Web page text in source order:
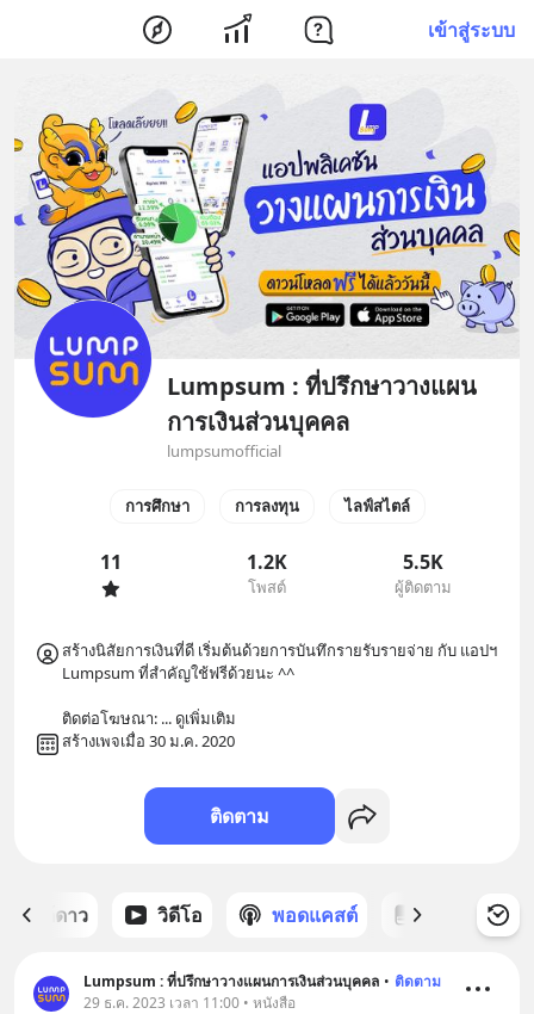
เข้าสู่ระบบ
Lumpsum : ที่ปรึกษาวางแผน
การเงินส่วนบุคคล
lumpsumofficial
การศึกษา การลงทุน ไลฟ์สไตล์
11 1.2K
โพสต์
5.5K
ผู้ติดตาม
สร้างนิสัยการเงินที่ดี เริ่มต้นด้วยการบันทึกรายรับรายจ่าย กับ แอปฯ
Lumpsum ที่สำคัญใช้ฟรีด้วยนะ ^^
ติดต่อโฆษณา: ... ดูเพิ่มเติม
สร้างเพจเมื่อ 30 ม.ค. 2020
ติดตาม
ต์ที่ได้ดาว วิดีโอ พอดแคสต์
Lumpsum : ที่ปรึกษาวางแผนการเงินส่วนบุคคล • ติดตาม
29 ธ.ค. 2023 เวลา 11:00 • หนังสือ